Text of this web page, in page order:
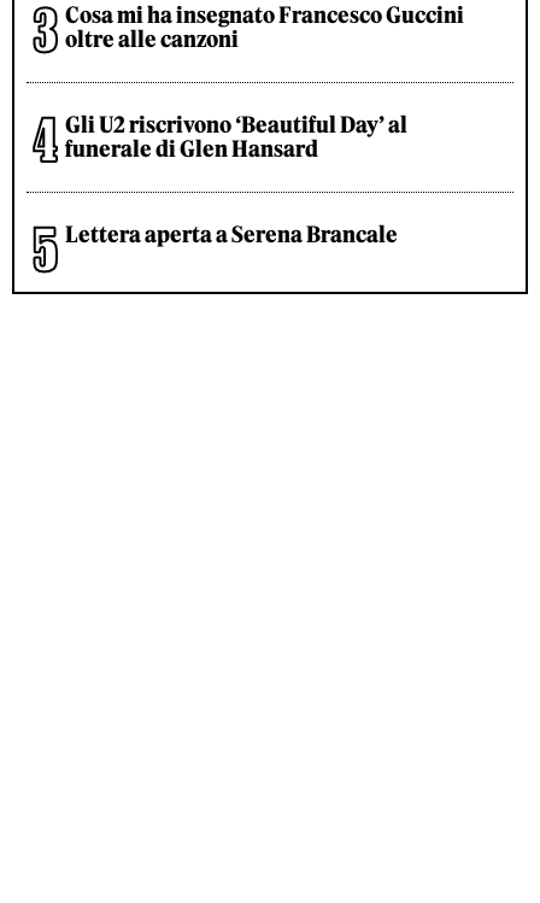
Cosa mi ha insegnato Francesco Guccini
oltre alle canzoni
Gli U2 riscrivono ‘Beautiful Day’ al
funerale di Glen Hansard
Lettera aperta a Serena Brancale